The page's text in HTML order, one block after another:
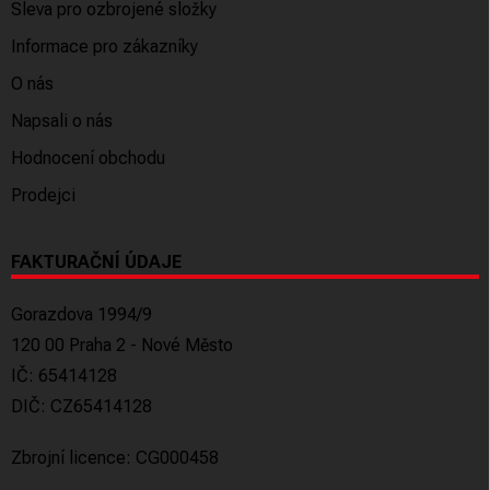
Sleva pro ozbrojené složky
Informace pro zákazníky
O nás
Napsali o nás
Hodnocení obchodu
Prodejci
FAKTURAČNÍ ÚDAJE
Gorazdova 1994/9
120 00 Praha 2 - Nové Město
IČ: 65414128
DIČ: CZ65414128
Zbrojní licence: CG000458